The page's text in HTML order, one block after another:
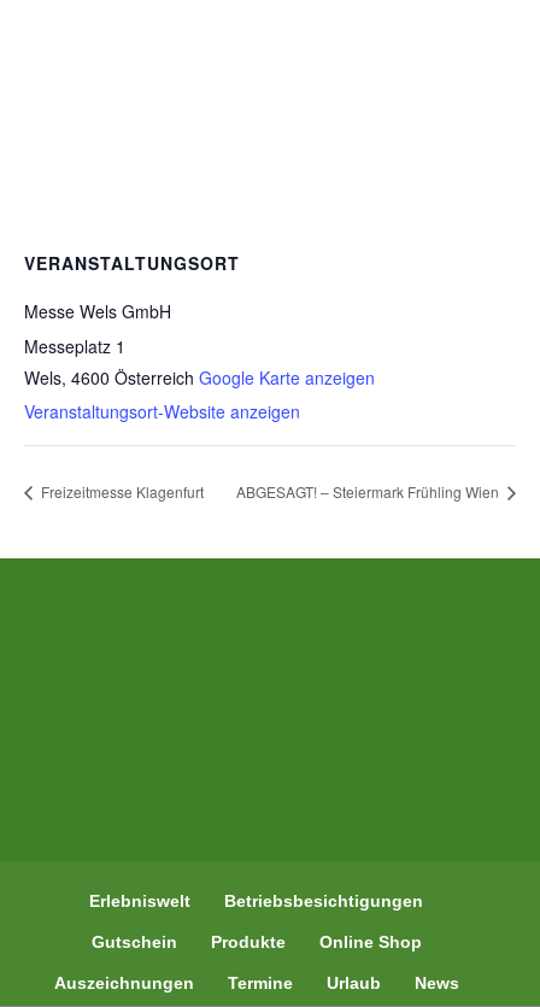
VERANSTALTUNGSORT
Messe Wels GmbH
Messeplatz 1
Wels, 4600 Österreich Google Karte anzeigen
Veranstaltungsort-Website anzeigen
Freizeitmesse Klagenfurt ABGESAGT! – Steiermark Frühling Wien
Erlebniswelt Betriebsbesichtigungen
Gutschein Produkte Online Shop
Auszeichnungen Termine Urlaub News